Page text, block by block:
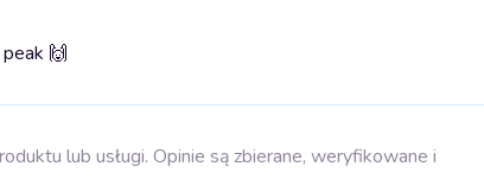
🙌
lub usługi. Opinie są zbierane, weryfikowane i